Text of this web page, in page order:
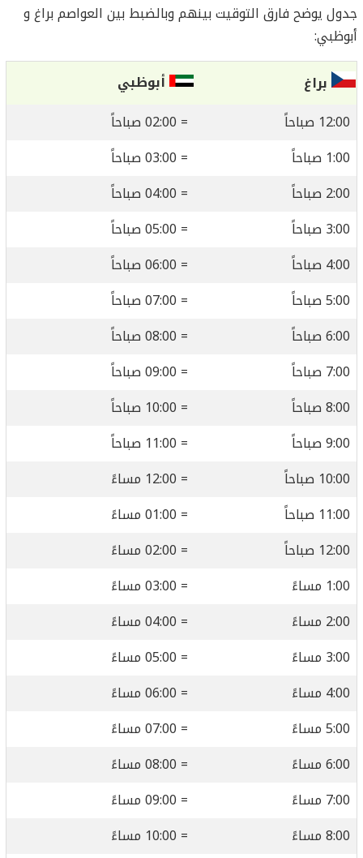
جدول يوضح فارق التوقيت بينهم وبالضبط بين العواصم براغ و
أبوظبي:
براغ
أبوظبي
12:00 صباحاً
= 02:00 صباحاً
1:00 صباحاً
= 03:00 صباحاً
2:00 صباحاً
= 04:00 صباحاً
3:00 صباحاً
= 05:00 صباحاً
4:00 صباحاً
= 06:00 صباحاً
5:00 صباحاً
= 07:00 صباحاً
6:00 صباحاً
= 08:00 صباحاً
7:00 صباحاً
= 09:00 صباحاً
8:00 صباحاً
= 10:00 صباحاً
9:00 صباحاً
= 11:00 صباحاً
10:00 صباحاً
= 12:00 مساءً
11:00 صباحاً
= 01:00 مساءً
12:00 صباحاً
= 02:00 مساءً
1:00 مساءً
= 03:00 مساءً
2:00 مساءً
= 04:00 مساءً
3:00 مساءً
= 05:00 مساءً
4:00 مساءً
= 06:00 مساءً
5:00 مساءً
= 07:00 مساءً
6:00 مساءً
= 08:00 مساءً
7:00 مساءً
= 09:00 مساءً
8:00 مساءً
= 10:00 مساءً